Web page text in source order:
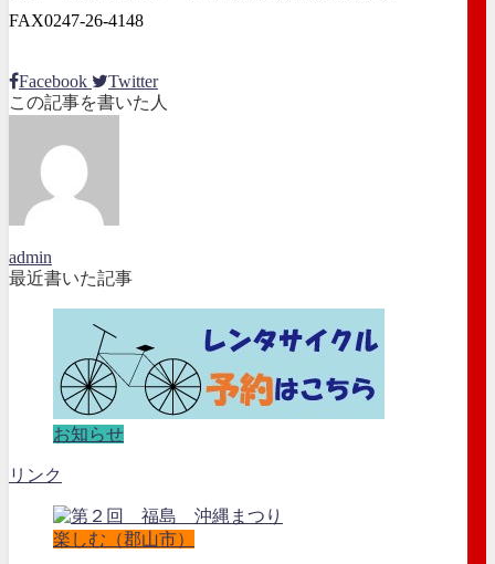
FAX0247-26-4148
Facebook
Twitter
この記事を書いた人
admin
最近書いた記事
お知らせ
リンク
楽しむ（郡山市）